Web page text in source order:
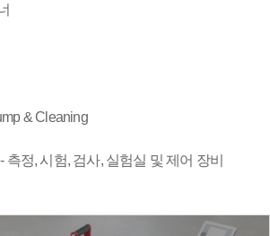
& Cleaning
정, 시험, 검사, 실험실 및 제어 장비